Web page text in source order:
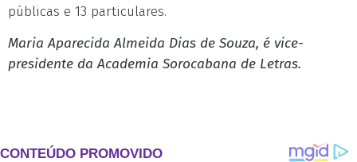
públicas e 13 particulares.
Maria Aparecida Almeida Dias de Souza, é vice-
presidente da Academia Sorocabana de Letras.